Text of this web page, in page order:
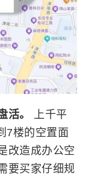
活。 上千平
7楼的空置面
改造成办公空
要买家仔细规